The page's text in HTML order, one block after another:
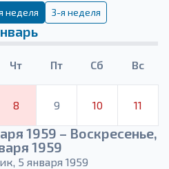
неделя 3-я неделя
Чт Пт Сб Вс
8 9 10 11
1959 – Воскресенье,
1959
5 января 1959